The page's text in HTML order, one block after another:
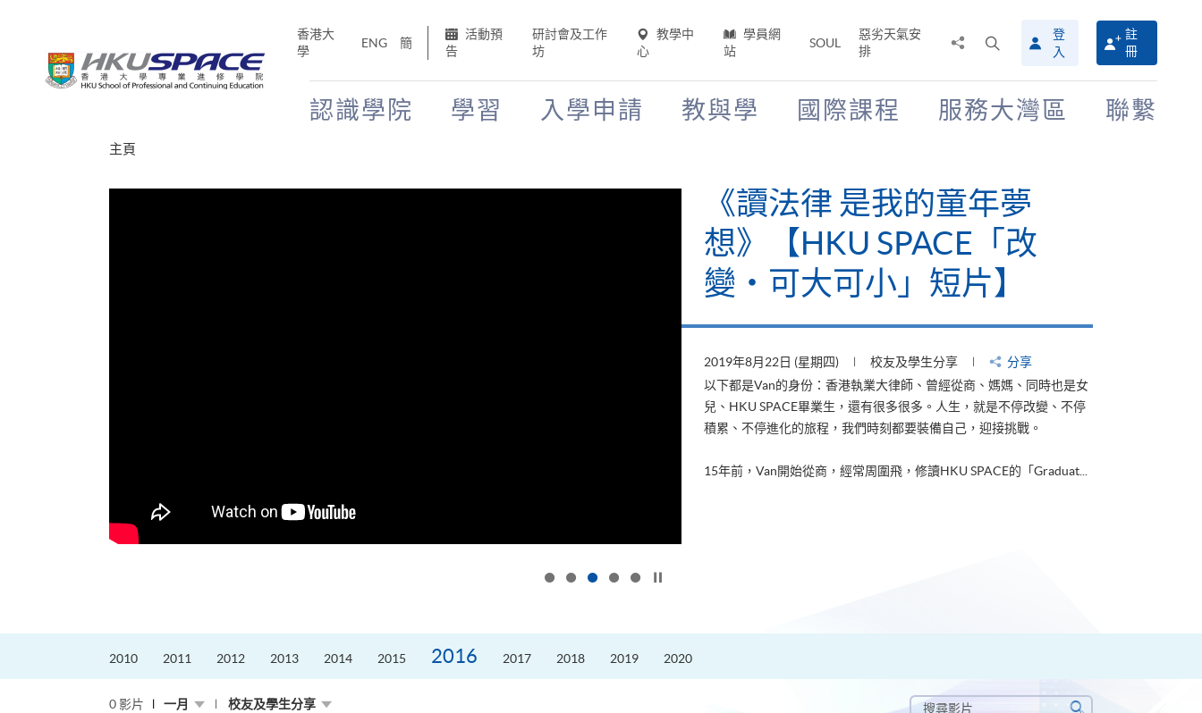
香港大
學
ENG 簡
活動預
告
研討會及工作
坊
教學中
心
學員網
站
SOUL
惡劣天氣安
排
搜
尋
介
登
入
註
冊
認識學院 學習 入學申請 教與學 國際課程 服務大灣區 聯繫
主頁
《讀法律 是我的童年夢
想》【HKU SPACE「改
變‧可大可小」短片】
2019年8月22日 (星期四) 校友及學生分享
分享
以下都是Van的身份：香港執業大律師、曾經從商、媽媽、同時也是女
兒、HKU SPACE畢業生，還有很多很多。人生，就是不停改變、不停
積累、不停進化的旅程，我們時刻都要裝備自己，迎接挑戰。
15年前，Van開始從商，經常周圍飛，修讀HKU SPACE的「Graduat...
2010 2011 2012 2013 2014 2015 2016 2017 2018 2019 2020
0 影片 一月 校友及學生分享
搜